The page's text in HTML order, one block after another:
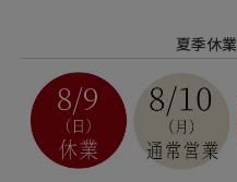
夏季休